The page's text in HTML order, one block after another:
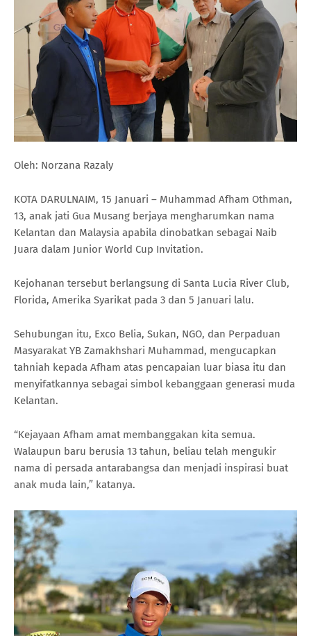
Oleh: Norzana Razaly
KOTA DARULNAIM, 15 Januari – Muhammad Afham Othman,
13, anak jati Gua Musang berjaya mengharumkan nama
Kelantan dan Malaysia apabila dinobatkan sebagai Naib
Juara dalam Junior World Cup Invitation.
Kejohanan tersebut berlangsung di Santa Lucia River Club,
Florida, Amerika Syarikat pada 3 dan 5 Januari lalu.
Sehubungan itu, Exco Belia, Sukan, NGO, dan Perpaduan
Masyarakat YB Zamakhshari Muhammad, mengucapkan
tahniah kepada Afham atas pencapaian luar biasa itu dan
menyifatkannya sebagai simbol kebanggaan generasi muda
Kelantan.
“Kejayaan Afham amat membanggakan kita semua.
Walaupun baru berusia 13 tahun, beliau telah mengukir
nama di persada antarabangsa dan menjadi inspirasi buat
anak muda lain,” katanya.